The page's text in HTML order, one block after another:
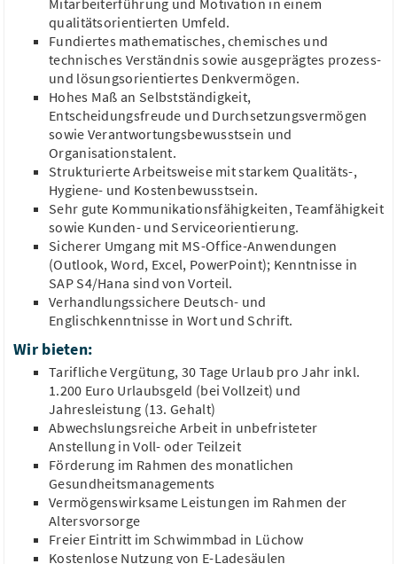
Mitarbeiterführung und Motivation in einem
qualitätsorientierten Umfeld.
Fundiertes mathematisches, chemisches und
technisches Verständnis sowie ausgeprägtes prozess-
und lösungsorientiertes Denkvermögen.
Hohes Maß an Selbstständigkeit,
Entscheidungsfreude und Durchsetzungsvermögen
sowie Verantwortungsbewusstsein und
Organisationstalent.
Strukturierte Arbeitsweise mit starkem Qualitäts-,
Hygiene- und Kostenbewusstsein.
Sehr gute Kommunikationsfähigkeiten, Teamfähigkeit
sowie Kunden- und Serviceorientierung.
Sicherer Umgang mit MS-Office-Anwendungen
(Outlook, Word, Excel, PowerPoint); Kenntnisse in
SAP S4/Hana sind von Vorteil.
Verhandlungssichere Deutsch- und
Englischkenntnisse in Wort und Schrift.
Wir bieten:
Tarifliche Vergütung, 30 Tage Urlaub pro Jahr inkl.
1.200 Euro Urlaubsgeld (bei Vollzeit) und
Jahresleistung (13. Gehalt)
Abwechslungsreiche Arbeit in unbefristeter
Anstellung in Voll- oder Teilzeit
Förderung im Rahmen des monatlichen
Gesundheitsmanagements
Vermögenswirksame Leistungen im Rahmen der
Altersvorsorge
Freier Eintritt im Schwimmbad in Lüchow
Kostenlose Nutzung von E-Ladesäulen
GMP Projektmanagement Validierung Risikoanalyse
Mitarbeiter für die Qualitätskontrolle (m/w/d)
Phyton Biotech GmbH
Ahrensburg, Schleswig-Holstein
45.000 - 55.000 €/Jahr
Qualitätskontrolle Analytik GMP
Prozessanalyse
Produktion
Schnellbewerbung
Biologe, Pharmazeut als Laborleiter -
Mikrobiologie, Sterilität (m/w/d)
BioChem Labor für biologische und...
Karlsruhe, Baden-Württemberg
4.900 - 6.500 €/Monat
Mikrobiologie Sterilitätsprüfung
GMP
Aseptische Herstellung
Steriltechnik